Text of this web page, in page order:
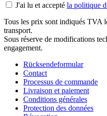
J'ai lu et accepté la politique
Tous les prix sont indiqués TVA
transport.
Sous réserve de modifications
engagement.
Rücksendeformular
Contact
Processus de commande
Livraison et paiement
Conditions générales
Protection des données